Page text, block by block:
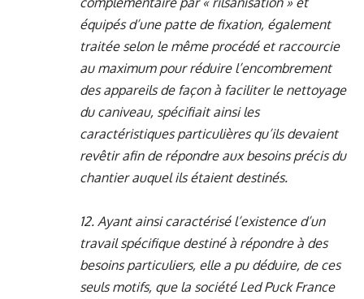
équipés d’une patte de fixation, également
traitée selon le même procédé et raccourcie
au maximum pour réduire l’encombrement
des appareils de façon à faciliter le nettoyage
du caniveau, spécifiait ainsi les
caractéristiques particulières qu’ils devaient
revêtir afin de répondre aux besoins précis du
chantier auquel ils étaient destinés.
12. Ayant ainsi caractérisé l’existence d’un
travail spécifique destiné à répondre à des
besoins particuliers, elle a pu déduire, de ces
seuls motifs, que la société Led Puck France